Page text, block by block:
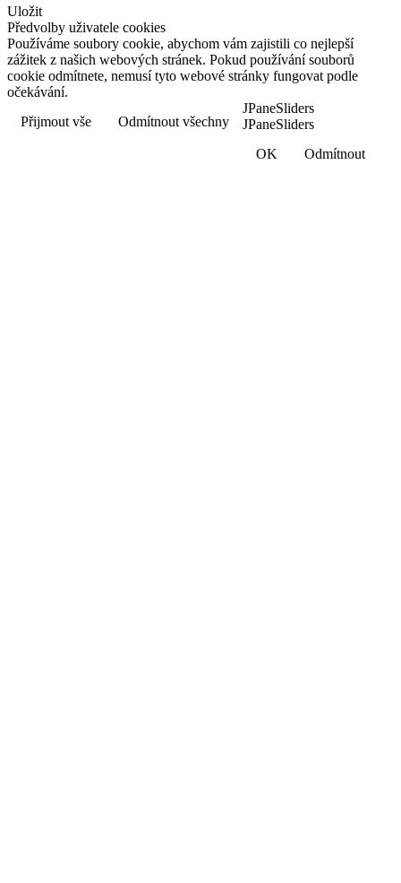
Uložit
Předvolby uživatele cookies
Používáme soubory cookie, abychom vám zajistili co nejlepší
zážitek z našich webových stránek. Pokud používání souborů
cookie odmítnete, nemusí tyto webové stránky fungovat podle
očekávání.
Přijmout vše
Odmítnout všechny
JPaneSliders
JPaneSliders
OK
Odmítnout